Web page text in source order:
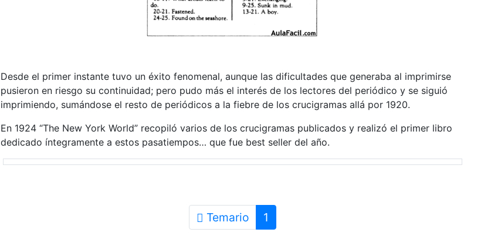
Desde el primer instante tuvo un éxito fenomenal, aunque las dificultades que generaba al imprimirse
pusieron en riesgo su continuidad; pero pudo más el interés de los lectores del periódico y se siguió
imprimiendo, sumándose el resto de periódicos a la fiebre de los crucigramas allá por 1920.
En 1924 “The New York World” recopiló varios de los crucigramas publicados y realizó el primer libro
dedicado íntegramente a estos pasatiempos… que fue best seller del año.
Temario 1